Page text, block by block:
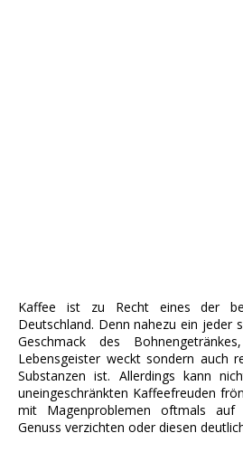
Kaffee ist zu Recht eines der
Deutschland. Denn nahezu ein jeder
Geschmack des
Lebensgeister weckt sondern auch
Substanzen ist. Allerdings kann
uneingeschränkten Kaffeefreuden
mit Magenproblemen oftmals auf
Genuss verzichten oder diesen